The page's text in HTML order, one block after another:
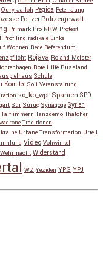
Oury Jalloh Pegida Peter Jung
Polizei Polizeigewalt
Primark Pro NRW Protest
Profiling radikale Linke
Wohnen Rede Referendum
Rojava Roland Meister
Rote Hilfe Russland
Schule
Komitee Soli-Veranstaltung
so_ko_wpt Spanien SPD
Sur Suruç Synagoge Syrien
Talflimmern Tanzdemo Thatcher
Traditionen
Urbane Transformation Urteil
Video Vohwinkel
Wehrmacht Widerstand
WZ Yeziden YPG YPJ